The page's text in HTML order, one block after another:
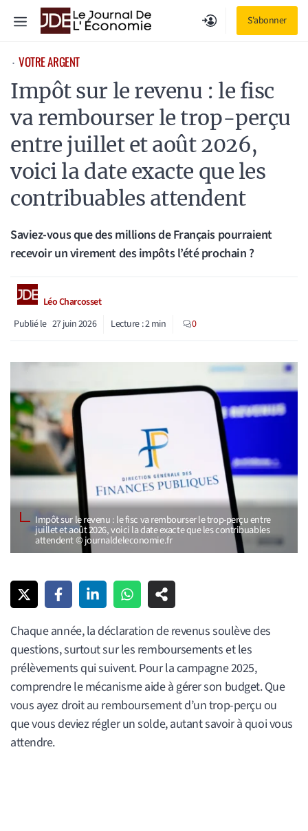
S'abonner
Menu
⋅ VOTRE ARGENT
Impôt sur le revenu : le fisc
va rembourser le trop-perçu
entre juillet et août 2026,
voici la date exacte que les
contribuables attendent
Saviez-vous que des millions de Français pourraient
recevoir un virement des impôts l’été prochain ?
Léo Charcosset
Publié le 27 juin 2026 Lecture :2min 0
Impôt sur le revenu : le fisc va rembourser le trop-perçu entre
juillet et août 2026, voici la date exacte que les contribuables
attendent © journaldeleconomie.fr
Chaque année, la déclaration de revenus soulève des
questions, surtout sur les remboursements et les
prélèvements qui suivent. Pour la campagne 2025,
comprendre le mécanisme aide à gérer son budget. Que
vous ayez droit au remboursement d’un trop-perçu ou
que vous deviez régler un solde, autant savoir à quoi vous
attendre.